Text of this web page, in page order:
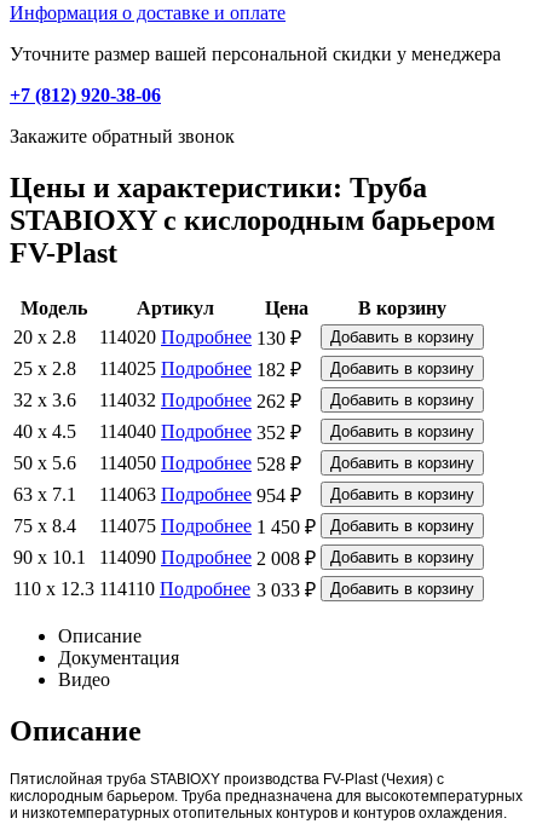
Информация о доставке и оплате
Уточните размер вашей персональной скидки у менеджера
+7 (812) 920-38-06
Закажите обратный звонок
Цены и характеристики: Труба
STABIOXY с кислородным барьером
FV-Plast
Модель Артикул Цена
В корзину
20 x 2.8
114020 Подробнее 130 ₽
25 x 2.8
114025 Подробнее 182 ₽
32 x 3.6
114032 Подробнее 262 ₽
40 x 4.5
114040 Подробнее 352 ₽
50 x 5.6
114050 Подробнее 528 ₽
63 x 7.1
114063 Подробнее 954 ₽
75 x 8.4
114075 Подробнее 1 450 ₽
90 x 10.1
114090 Подробнее 2 008 ₽
110 x 12.3 114110 Подробнее 3 033 ₽
Описание
Документация
Видео
Описание
Пятислойная труба STABIOXY производства FV-Plast (Чехия) с
кислородным барьером. Труба предназначена для высокотемпературных
и низкотемпературных отопительных контуров и контуров охлаждения.